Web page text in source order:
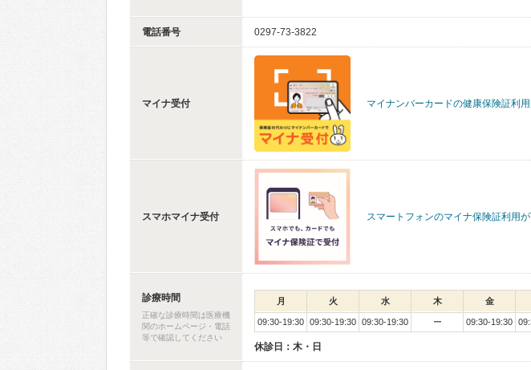
電話番号 0297-73-3822
マイナ受付 マイナンバーカードの健康保険証利
スマホマイナ受付 スマートフォンのマイナ保険証利用
診療時間
正確な診療時間は医療機
関のホームページ・電話
等で確認してください
月 火 水 木 金
09:30-19:30 09:30-19:30 09:30-19:30 ー 09:30-19:30
休診日：木・日